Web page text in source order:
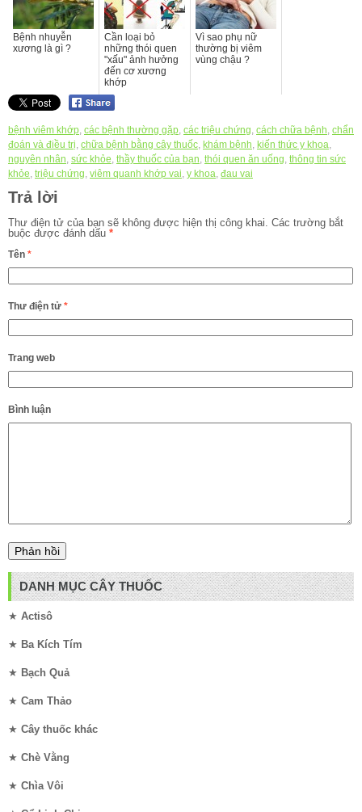
Bệnh nhuyễn
xương là gì ?
Cần loại bỏ
những thói quen
"xấu" ảnh hưởng
đến cơ xương
khớp
Vì sao phụ nữ
thường bị viêm
vùng chậu ?
bệnh viêm khớp, các bệnh thường gặp, các triệu chứng, cách chữa bệnh, chẩn
đoán và điều trị, chữa bệnh bằng cây thuốc, khám bệnh, kiến thức y khoa,
nguyên nhân, sức khỏe, thầy thuốc của bạn, thói quen ăn uống, thông tin sức
khỏe, triệu chứng, viêm quanh khớp vai, y khoa, đau vai
Trả lời
Thư điện tử của bạn sẽ không được hiện thị công khai. Các trường bắt
buộc được đánh dấu *
Tên *
Thư điện tử *
Trang web
Bình luận
DANH MỤC CÂY THUỐC
★ Actisô
★ Ba Kích Tím
★ Bạch Quả
★ Cam Thảo
★ Cây thuốc khác
★ Chè Vằng
★ Chìa Vôi